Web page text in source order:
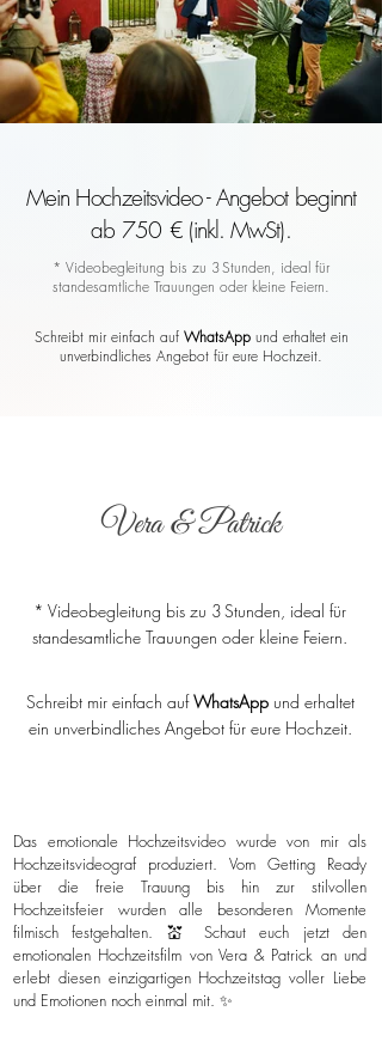
Mein Hochzeitsvideo - Angebot beginnt
ab 750 € (inkl. MwSt).
* Videobegleitung bis zu 3 Stunden, ideal für
standesamtliche Trauungen oder kleine Feiern.
Schreibt mir einfach auf WhatsAppund erhaltet ein
unverbindliches Angebot für eure Hochzeit.
Vera & Patrick
* Videobegleitung bis zu 3 Stunden, ideal für
standesamtliche Trauungen oder kleine Feiern.
Schreibt mir einfach aufWhatsAppund erhaltet
ein unverbindliches Angebot für eure Hochzeit.
Das emotionale Hochzeitsvideo wurde von mir als
Hochzeitsvideograf produziert. Vom Getting Ready
über die freie Trauung bis hin zur stilvollen
Hochzeitsfeier wurden alle besonderen Momente
filmisch festgehalten. 💒 Schaut euch jetzt den
emotionalen Hochzeitsfilm von Vera & Patrick an und
erlebt diesen einzigartigen Hochzeitstag voller Liebe
und Emotionen noch einmal mit. ✨